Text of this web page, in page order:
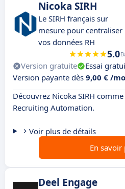
Nicoka SIRH
Le SIRH français sur
mesure pour centraliser
vos données RH
5.0
Version gratuite Essai
Version payante dès 9,00 € /
Découvrez Nicoka SIRH
Recruiting Automation.
Voir plus de détails
En savoir
Deel Engage